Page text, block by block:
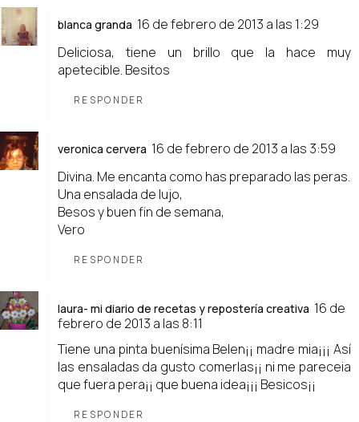
blanca granda 16 de febrero de 2013 a las 1:29
Deliciosa, tiene un brillo que la hace muy
apetecible. Besitos
RESPONDER
veronica cervera 16 de febrero de 2013 a las 3:59
Divina. Me encanta como has preparado las peras.
Una ensalada de lujo,
Besos y buen fin de semana,
Vero
RESPONDER
laura- mi diario de recetas y repostería creativa 16 de
febrero de 2013 a las 8:11
Tiene una pinta buenísima Belen¡¡ madre mia¡¡¡ Así
las ensaladas da gusto comerlas¡¡ ni me pareceia
que fuera pera¡¡ que buena idea¡¡¡ Besicos¡¡
RESPONDER